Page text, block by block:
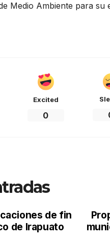
Medio Ambiente para su
Excited
0
de fin
de Irapuato